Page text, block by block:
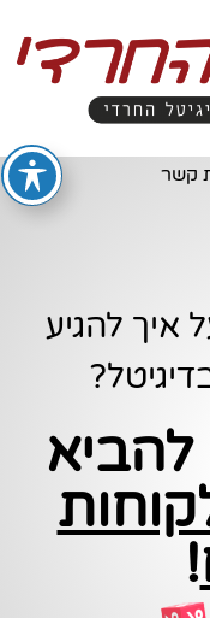
קשר
להגיע
להביא
!